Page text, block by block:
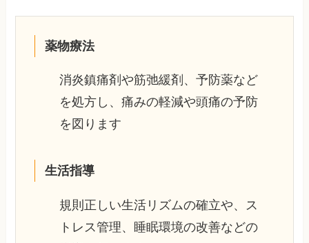
薬物療法
消炎鎮痛剤や筋弛緩剤、予防薬など
を処方し、痛みの軽減や頭痛の予防
を図ります
生活指導
規則正しい生活リズムの確立や、ス
トレス管理、睡眠環境の改善などの